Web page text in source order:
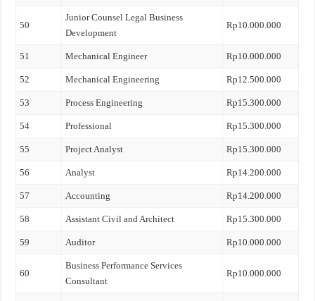
50
Junior Counsel Legal Business
Development
Rp10.000.000
51 Mechanical Engineer Rp10.000.000
52 Mechanical Engineering Rp12.500.000
53 Process Engineering Rp15.300.000
54 Professional Rp15.300.000
55 Project Analyst Rp15.300.000
56 Analyst Rp14.200.000
57 Accounting Rp14.200.000
58 Assistant Civil and Architect Rp15.300.000
59 Auditor Rp10.000.000
60
Business Performance Services
Consultant
Rp10.000.000